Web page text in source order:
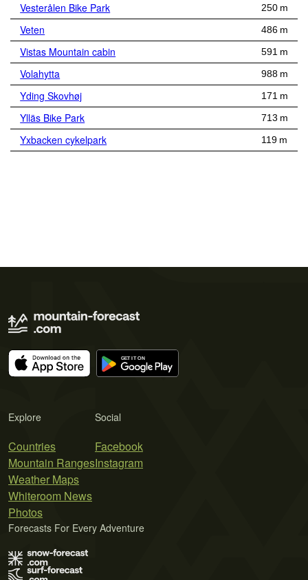
Vesterålen Bike Park 250 m
Veten 486 m
Vistas Mountain cabin 591 m
Volahytta 988 m
Yding Skovhøj 171 m
Ylläs Bike Park 713 m
Yxbacken cykelpark 119 m
Explore
Countries
Mountain Ranges
Weather Maps
Whiteroom News
Photos
Social
Facebook
Instagram
Forecasts For Every Adventure